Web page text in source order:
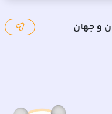
و جهان